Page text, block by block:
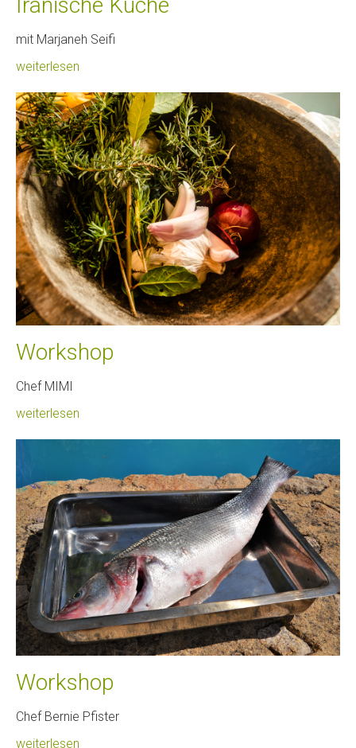
Iranische Küche
mit Marjaneh Seifi
weiterlesen
Workshop
Chef MIMI
weiterlesen
Workshop
Chef Bernie Pfister
weiterlesen